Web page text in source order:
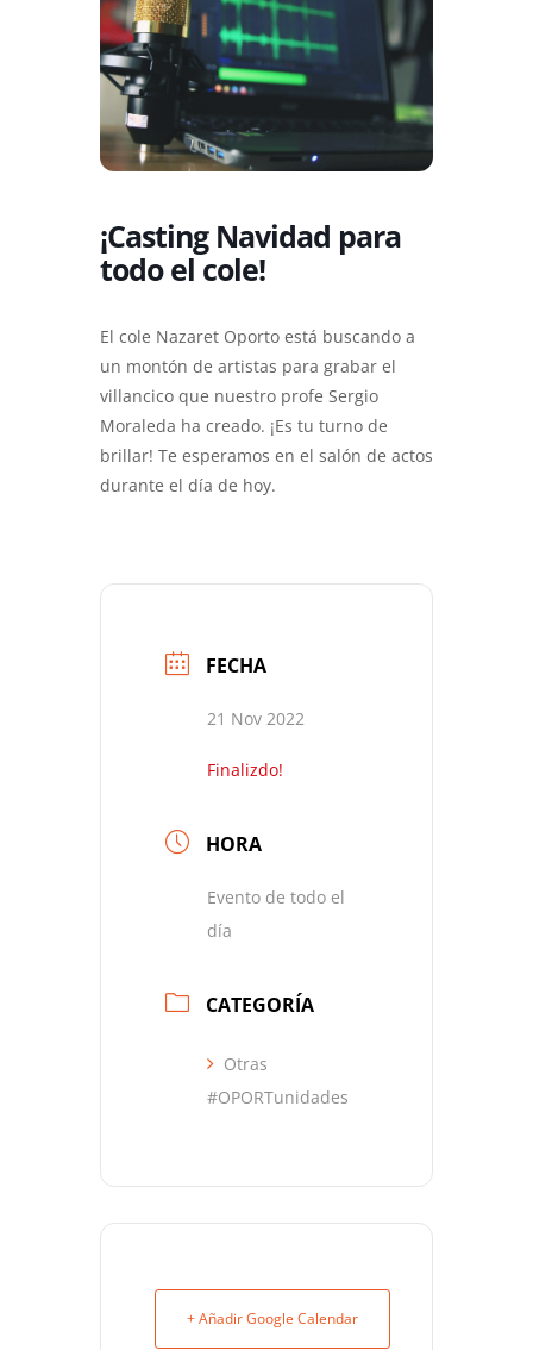
¡Casting Navidad para
todo el cole!
El cole Nazaret Oporto está buscando a
un montón de artistas para grabar el
villancico que nuestro profe Sergio
Moraleda ha creado. ¡Es tu turno de
brillar! Te esperamos en el salón de actos
durante el día de hoy.
FECHA
21 Nov 2022
Finalizdo!
HORA
Evento de todo el
día
CATEGORÍA
Otras
#OPORTunidades
+ Añadir Google Calendar